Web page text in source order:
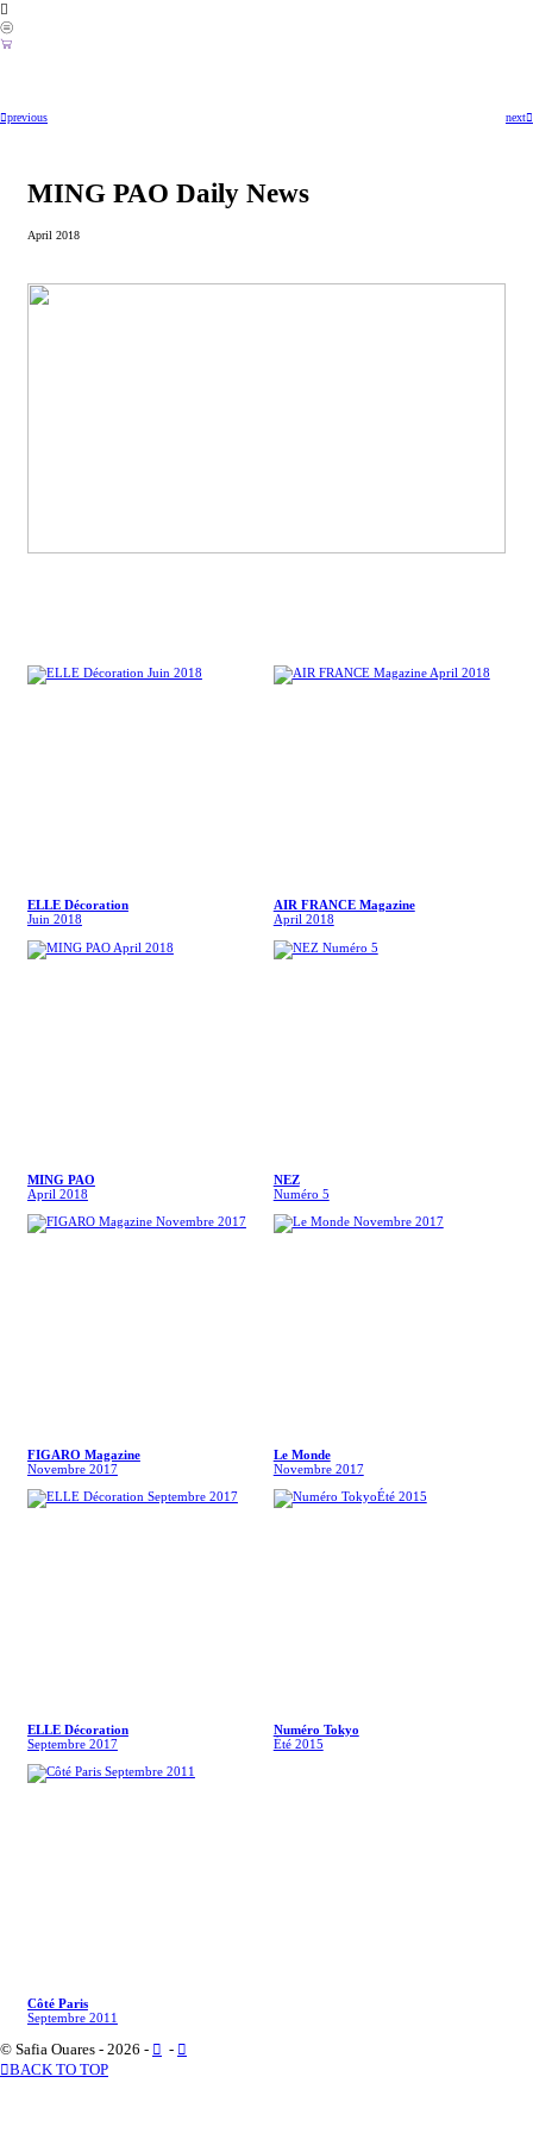
︎
︎
︎
︎previous next︎
MING PAO Daily News
April 2018
ELLE Décoration
Juin 2018
AIR FRANCE Magazine
April 2018
MING PAO
April 2018
NEZ
Numéro 5
FIGARO Magazine
Novembre 2017
Le Monde
Novembre 2017
ELLE Décoration
Septembre 2017
Numéro Tokyo
Été 2015
Côté Paris
Septembre 2011
© Safia Ouares - 2026 - ︎ - ︎
︎BACK TO TOP